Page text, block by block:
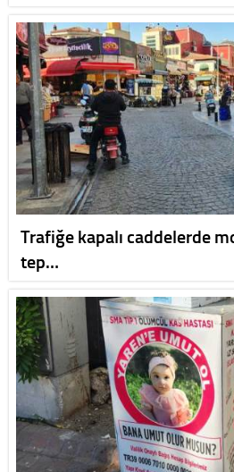
Trafiğe kapalı caddelerde
tep…